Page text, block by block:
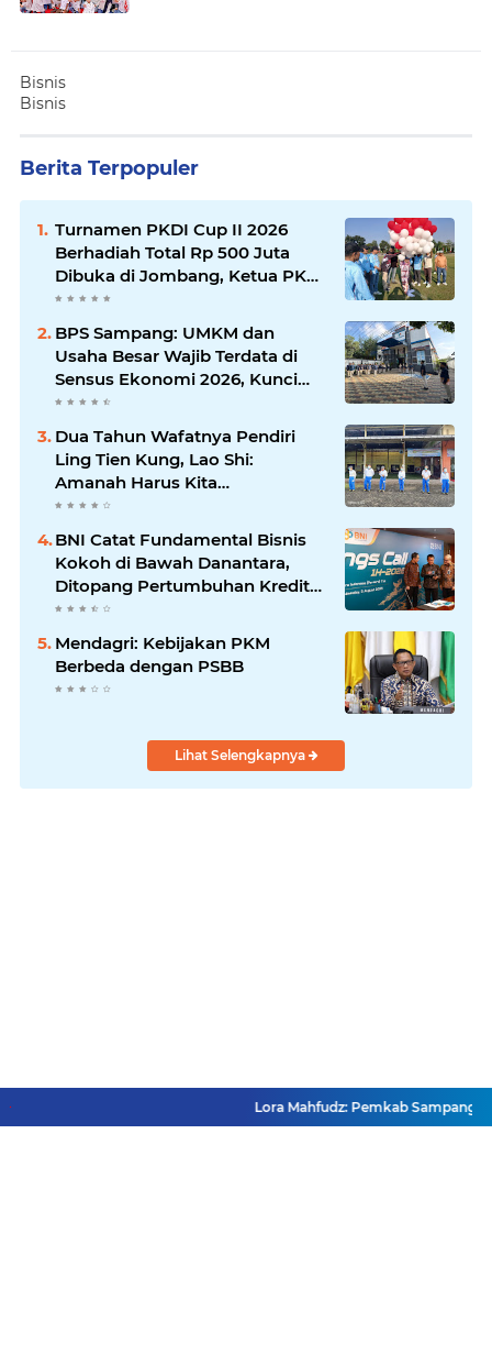
Bisnis
Bisnis
Berita Terpopuler
Turnamen PKDI Cup II 2026
Berhadiah Total Rp 500 Juta
Dibuka di Jombang, Ketua PKDI
Jatim Syaifullah Mahdi: Ajang
Komunikasi Antar-Kades untuk
Memajukan Desa
BPS Sampang: UMKM dan
Usaha Besar Wajib Terdata di
Sensus Ekonomi 2026, Kunci
Kebijakan Tepat Sasaran
Dua Tahun Wafatnya Pendiri
Ling Tien Kung, Lao Shi:
Amanah Harus Kita
Laksanakan!
BNI Catat Fundamental Bisnis
Kokoh di Bawah Danantara,
Ditopang Pertumbuhan Kredit
dan Kualitas Aset
Mendagri: Kebijakan PKM
Berbeda dengan PSBB
Lihat Selengkapnya
Lora Mahfudz: Pemkab Sampang